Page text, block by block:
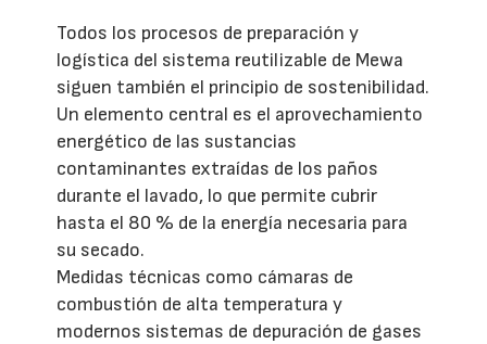
Todos los procesos de preparación y
logística del sistema reutilizable de Mewa
siguen también el principio de sostenibilidad.
Un elemento central es el aprovechamiento
energético de las sustancias
contaminantes extraídas de los paños
durante el lavado, lo que permite cubrir
hasta el 80 % de la energía necesaria para
su secado.
Medidas técnicas como cámaras de
combustión de alta temperatura y
modernos sistemas de depuración de gases